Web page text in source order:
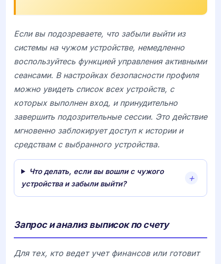
Если вы подозреваете, что забыли выйти из
системы на чужом устройстве, немедленно
воспользуйтесь функцией управления активными
сеансами. В настройках безопасности профиля
можно увидеть список всех устройств, с
которых выполнен вход, и принудительно
завершить подозрительные сессии. Это действие
мгновенно заблокирует доступ к истории и
средствам с выбранного устройства.
Что делать, если вы вошли с чужого
устройства и забыли выйти?
Запрос и анализ выписок по счету
Для тех, кто ведет учет финансов или готовит